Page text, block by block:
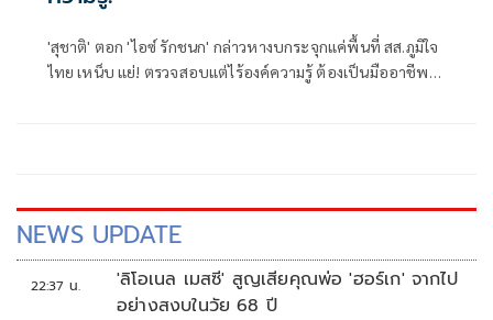
'สุชาติ' ตอก 'ไอซ์ รักชนก' กล่าวหางบกระจุกแค่พื้นที่ สส.ภูมิใจ
ไทย เหน็บ แย่! ตรวจสอบแต่ไร้องค์ความรู้ ต้องเป็นมืออาชีพ
NEWS UPDATE
22:37 น.
'ลิโอเนล เมสซี' สูญเสียคุณพ่อ 'ฮอร์เก' จากไป
อย่างสงบในวัย 68 ปี